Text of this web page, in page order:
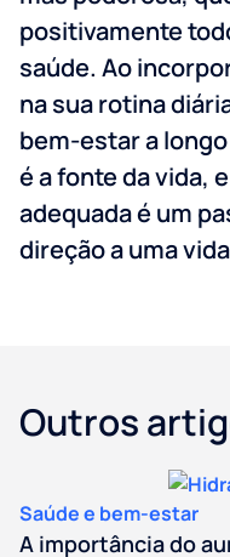
positivamente
saúde. Ao
na sua rotina
bem-estar a
é a fonte da vida,
adequada é um
direção a uma
Outros
Saúde e bem-estar
A importância do